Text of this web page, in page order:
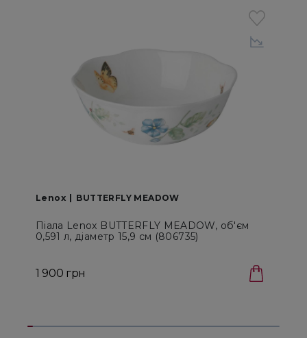
Lenox BUTTERFLY MEADOW
Піала Lenox BUTTERFLY MEADOW, об'єм
0,591 л, діаметр 15,9 см (806735)
1 900 грн